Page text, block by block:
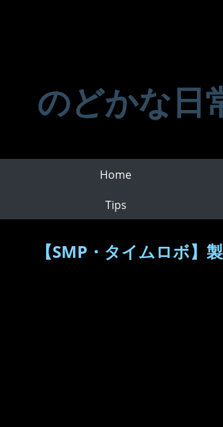
のどかな日
Home
Tips
【SMP・タイムロボ】